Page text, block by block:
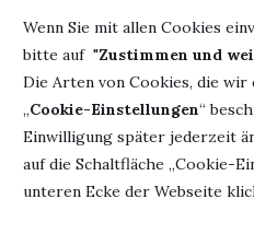
Wenn Sie mit allen Cookies
bitte auf "Zustimmen und
Die Arten von Cookies, die
„Cookie-Einstellungen“
Einwilligung später jederzeit
auf die Schaltfläche „Cookie-
unteren Ecke der Webseite